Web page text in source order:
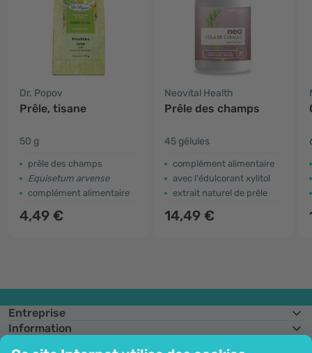
Dr. Popov
Prêle, tisane
50 g
prêle des champs
Equisetum arvense
complément alimentaire
4,49 €
Neovital Health
Prêle des champs
45 gélules
complément alimentaire
avec l'édulcorant xylitol
extrait naturel de prêle
14,49 €
Entreprise
Information